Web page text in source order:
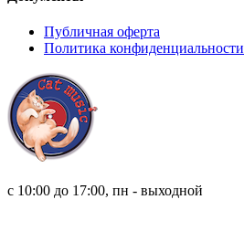
Публичная оферта
Политика конфиденциальности
с 10:00 до 17:00, пн - выходной